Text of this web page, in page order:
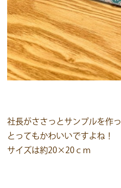
社長がささっとサンプルを作
とってもかわいいですよね！
サイズは約20×20ｃｍ